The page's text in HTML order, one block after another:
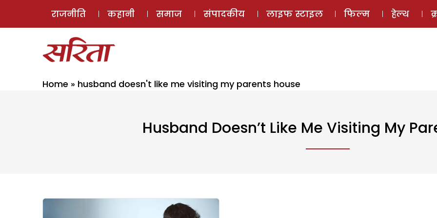
ई-मैगज़ीन
राजनीति कहानी समाज संपादकीय लाइफ स्टाइल फिल्म हेल्थ
Home » husband doesn't like me visiting my parents house
Husband Doesn’t Like Me Visiting My